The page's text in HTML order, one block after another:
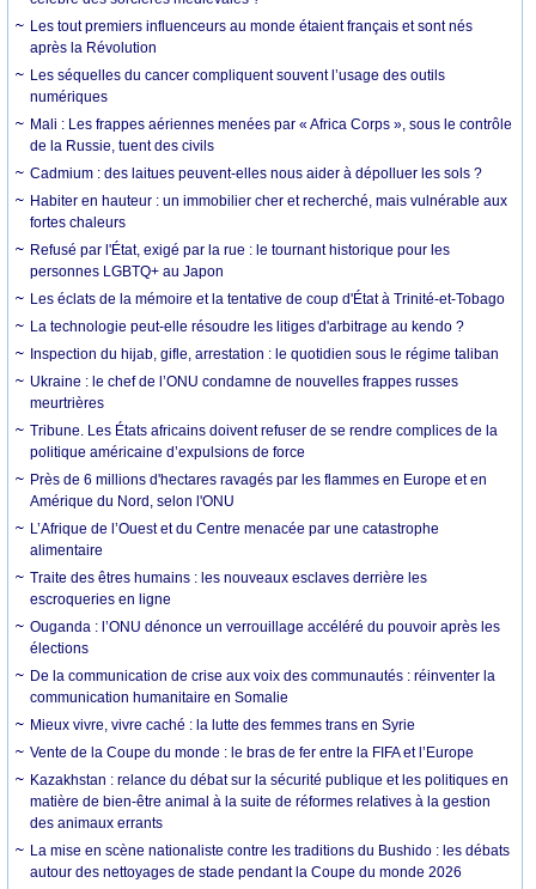
Les tout premiers influenceurs au monde étaient français et sont nés
après la Révolution
Les séquelles du cancer compliquent souvent l’usage des outils
numériques
Mali : Les frappes aériennes menées par « Africa Corps », sous le contrôle
de la Russie, tuent des civils
Cadmium : des laitues peuvent-elles nous aider à dépolluer les sols ?
Habiter en hauteur : un immobilier cher et recherché, mais vulnérable aux
fortes chaleurs
Refusé par l'État, exigé par la rue : le tournant historique pour les
personnes LGBTQ+ au Japon
Les éclats de la mémoire et la tentative de coup d'État à Trinité-et-Tobago
La technologie peut-elle résoudre les litiges d'arbitrage au kendo ?
Inspection du hijab, gifle, arrestation : le quotidien sous le régime taliban
Ukraine : le chef de l’ONU condamne de nouvelles frappes russes
meurtrières
Tribune. Les États africains doivent refuser de se rendre complices de la
politique américaine d’expulsions de force
Près de 6 millions d'hectares ravagés par les flammes en Europe et en
Amérique du Nord, selon l'ONU
L’Afrique de l’Ouest et du Centre menacée par une catastrophe
alimentaire
Traite des êtres humains : les nouveaux esclaves derrière les
escroqueries en ligne
Ouganda : l’ONU dénonce un verrouillage accéléré du pouvoir après les
élections
De la communication de crise aux voix des communautés : réinventer la
communication humanitaire en Somalie
Mieux vivre, vivre caché : la lutte des femmes trans en Syrie
Vente de la Coupe du monde : le bras de fer entre la FIFA et l’Europe
Kazakhstan : relance du débat sur la sécurité publique et les politiques en
matière de bien-être animal à la suite de réformes relatives à la gestion
des animaux errants
La mise en scène nationaliste contre les traditions du Bushido : les débats
autour des nettoyages de stade pendant la Coupe du monde 2026